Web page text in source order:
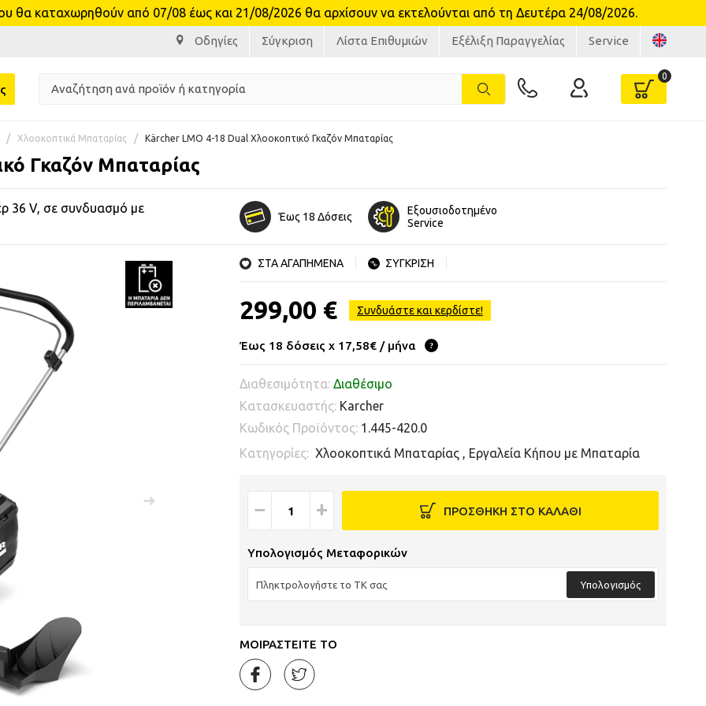
καταχωρηθούν από 07/08 έως και 21/08/2026 θα αρχίσουν να εκτελούνται από τη Δευτέρα 24/08/2026.
Οδηγίες Σύγκριση Λίστα Επιθυμιών Εξέλιξη Παραγγελίας Service
Χλοοκοπτικά Μπαταρίας Kärcher LMO 4-18 Dual Χλοοκοπτικό Γκαζόν Μπαταρίας
Γκαζόν Μπαταρίας
36 V, σε συνδυασμό με
Έως 18 Δόσεις
Εξουσιοδοτημένο
Service
ΣΤΑ ΑΓΑΠΗΜΕΝΑ ΣΥΓΚΡΙΣΗ
299,00 € Συνδυάστε και κερδίστε!
Έως 18 δόσεις x 17,58€ / μήνα
Διαθεσιμότητα: Διαθέσιμο
Κατασκευαστής: Karcher
Κωδικός Προϊόντος: 1.445-420.0
Κατηγορίες: Χλοοκοπτικά Μπαταρίας , Εργαλεία Κήπου με Μπαταρία
− + ΠΡΟΣΘΗΚΗ ΣΤΟ ΚΑΛΑΘΙ
Υπολογισμός Μεταφορικών
Υπολογισμός
ΜΟΙΡΑΣΤΕΙΤΕ ΤΟ